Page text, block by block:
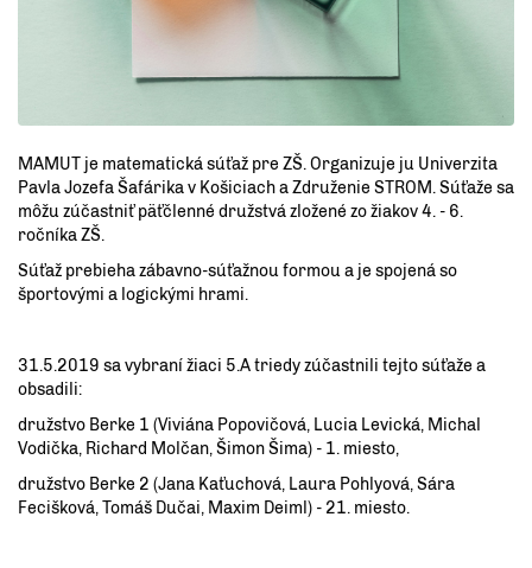
MAMUT je matematická súťaž pre ZŠ. Organizuje ju Univerzita
Pavla Jozefa Šafárika v Košiciach a Združenie STROM. Súťaže sa
môžu zúčastniť päťčlenné družstvá zložené zo žiakov 4. - 6.
ročníka ZŠ.
Súťaž prebieha zábavno-súťažnou formou a je spojená so
športovými a logickými hrami.
31.5.2019 sa vybraní žiaci 5.A triedy zúčastnili tejto súťaže a
obsadili:
družstvo Berke 1 (Viviána Popovičová, Lucia Levická, Michal
Vodička, Richard Molčan, Šimon Šima) - 1. miesto,
družstvo Berke 2 (Jana Kaťuchová, Laura Pohlyová, Sára
Fecišková, Tomáš Dučai, Maxim Deiml) - 21. miesto.